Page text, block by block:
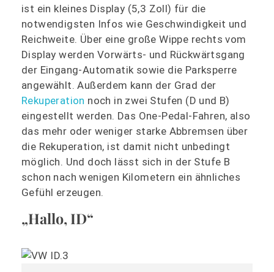
ist ein kleines Display (5,3 Zoll) für die
notwendigsten Infos wie Geschwindigkeit und
Reichweite. Über eine große Wippe rechts vom
Display werden Vorwärts- und Rückwärtsgang
der Eingang-Automatik sowie die Parksperre
angewählt. Außerdem kann der Grad der
Rekuperation noch in zwei Stufen (D und B)
eingestellt werden. Das One-Pedal-Fahren, also
das mehr oder weniger starke Abbremsen über
die Rekuperation, ist damit nicht unbedingt
möglich. Und doch lässt sich in der Stufe B
schon nach wenigen Kilometern ein ähnliches
Gefühl erzeugen.
„Hallo, ID“